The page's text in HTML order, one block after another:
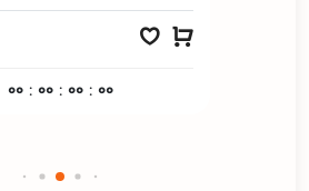
00 : 00 : 00 : 00